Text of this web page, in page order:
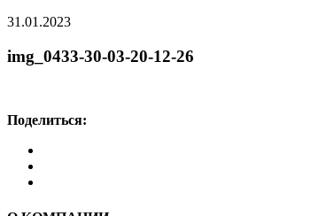
31.01.2023
img_0433-30-03-20-12-26
Поделиться: